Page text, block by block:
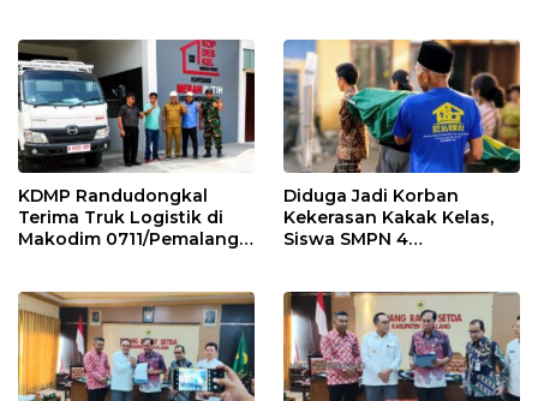
KDMP Randudongkal
Terima Truk Logistik di
Makodim 0711/Pemalang
Diduga Jadi Korban
Kekerasan Kakak Kelas,
Siswa SMPN 4